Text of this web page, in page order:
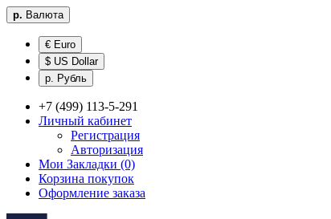
р. Валюта
€ Euro
$ US Dollar
р. Рубль
+7 (499) 113-5-291
Личный кабинет
Регистрация
Авторизация
Мои Закладки (0)
Корзина покупок
Оформление заказа